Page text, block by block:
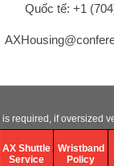
Quốc tế: +1